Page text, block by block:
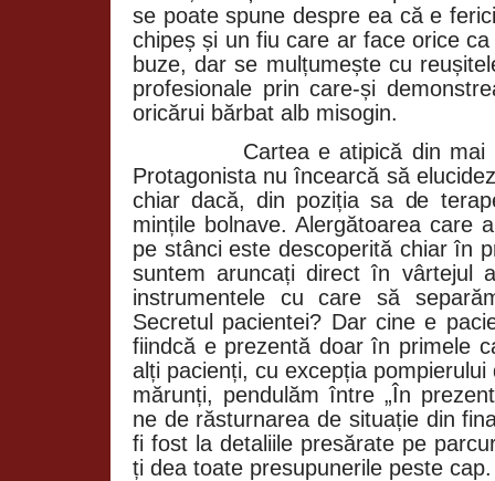
se poate spune despre ea că e
chipeș și un fiu care ar face orice
buze, dar se mulțumește cu
profesionale prin care-și
oricărui bărbat alb misogin.
Cartea e atipică din
Protagonista nu încearcă să
chiar dacă, din poziția sa de
mințile bolnave. Alergătoarea care
pe stânci este descoperită chiar în
suntem aruncați direct în vârtejul
instrumentele cu care să
Secretul pacientei? Dar cine e
fiindcă e prezentă doar în primele
alți pacienți, cu excepția
mărunți, pendulăm între „În
ne de răsturnarea de situație din
fi fost la detaliile presărate pe
ți dea toate presupunerile peste cap.